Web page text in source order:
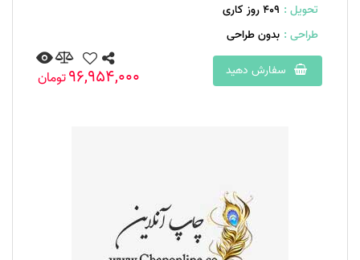
تحویل : 409 روز کاری
طراحی : بدون طراحی
سفارش دهید
96,954,000تومان